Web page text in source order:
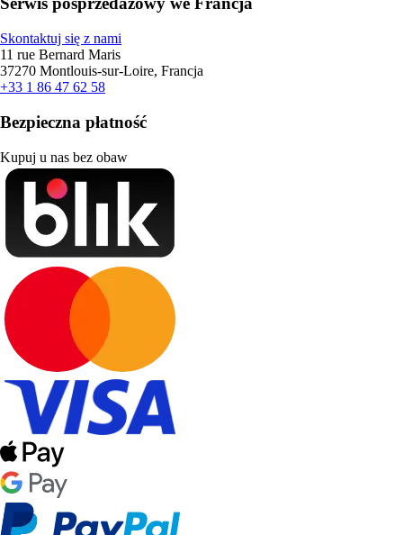
Skontaktuj się z nami
11 rue Bernard Maris
37270 Montlouis-sur-Loire, Francja
+33 1 86 47 62 58
Bezpieczna płatność
Kupuj u nas bez obaw